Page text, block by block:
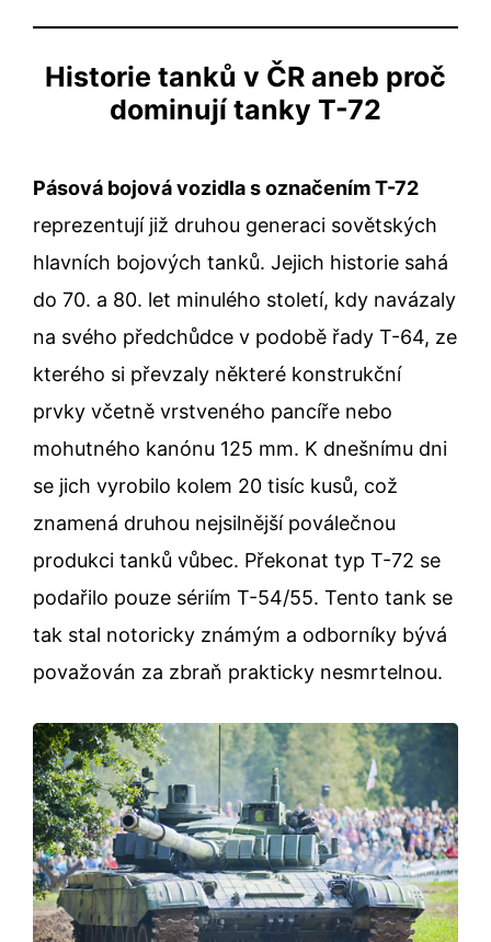
Historie tanků v ČR aneb proč
dominují tanky T-72
Pásová bojová vozidla s označením T-72
reprezentují již druhou generaci sovětských
hlavních bojových tanků. Jejich historie sahá
do 70. a 80. let minulého století, kdy navázaly
na svého předchůdce v podobě řady T-64, ze
kterého si převzaly některé konstrukční
prvky včetně vrstveného pancíře nebo
mohutného kanónu 125 mm. K dnešnímu dni
se jich vyrobilo kolem 20 tisíc kusů, což
znamená druhou nejsilnější poválečnou
produkci tanků vůbec. Překonat typ T-72 se
podařilo pouze sériím T-54/55. Tento tank se
tak stal notoricky známým a odborníky bývá
považován za zbraň prakticky nesmrtelnou.